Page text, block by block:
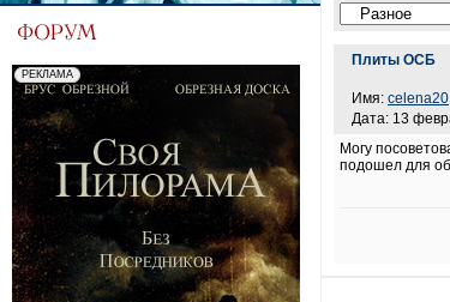
Плиты ОСБ
Имя: celena20
Дата: 13
Могу
подошел для